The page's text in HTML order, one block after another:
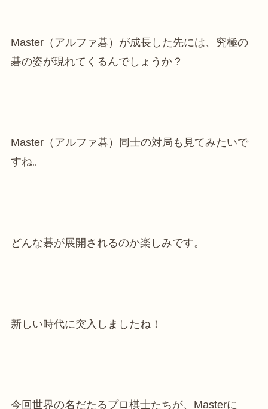
Master（アルファ碁）が成長した先には、究極の
碁の姿が現れてくるんでしょうか？
Master（アルファ碁）同士の対局も見てみたいで
すね。
どんな碁が展開されるのか楽しみです。
新しい時代に突入しましたね！
今回世界の名だたるプロ棋士たちが、Masterに